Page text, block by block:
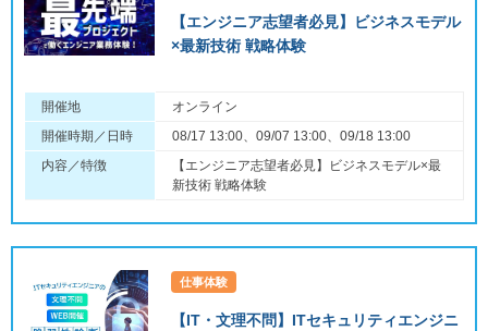
【エンジニア志望者必見】ビジネスモデル
×最新技術 戦略体験
開催地
オンライン
開催時期／日時
08/17 13:00、09/07 13:00、09/18 13:00
内容／特徴
【エンジニア志望者必見】ビジネスモデル×最
新技術 戦略体験
仕事体験
【IT・文理不問】ITセキュリティエンジニ